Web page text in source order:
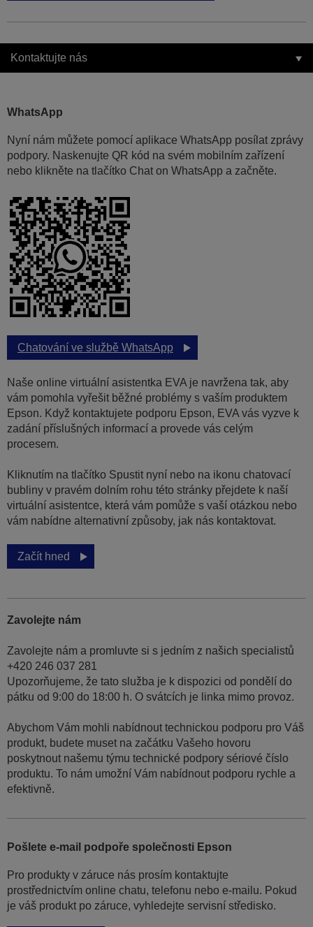
Kontaktujte nás
WhatsApp
Nyní nám můžete pomocí aplikace WhatsApp posílat zprávy
podpory. Naskenujte QR kód na svém mobilním zařízení
nebo klikněte na tlačítko Chat on WhatsApp a začněte.
Chatování ve službě WhatsApp
Naše online virtuální asistentka EVA je navržena tak, aby
vám pomohla vyřešit běžné problémy s vaším produktem
Epson. Když kontaktujete podporu Epson, EVA vás vyzve k
zadání příslušných informací a provede vás celým
procesem.
Kliknutím na tlačítko Spustit nyní nebo na ikonu chatovací
bubliny v pravém dolním rohu této stránky přejdete k naší
virtuální asistentce, která vám pomůže s vaší otázkou nebo
vám nabídne alternativní způsoby, jak nás kontaktovat.
Začít hned
Zavolejte nám
Zavolejte nám a promluvte si s jedním z našich specialistů
+420 246 037 281
Upozorňujeme, že tato služba je k dispozici od pondělí do
pátku od 9:00 do 18:00 h. O svátcích je linka mimo provoz.
Abychom Vám mohli nabídnout technickou podporu pro Váš
produkt, budete muset na začátku Vašeho hovoru
poskytnout našemu týmu technické podpory sériové číslo
produktu. To nám umožní Vám nabídnout podporu rychle a
efektivně.
Pošlete e-mail podpoře společnosti Epson
Pro produkty v záruce nás prosím kontaktujte
prostřednictvím online chatu, telefonu nebo e-mailu. Pokud
je váš produkt po záruce, vyhledejte servisní středisko.